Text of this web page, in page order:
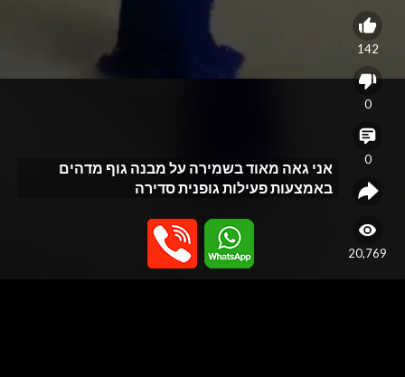
אני גאה מאוד בשמירה על מבנה גוף מדהים
באמצעות פעילות גופנית סדירה
142
0
0
20,769